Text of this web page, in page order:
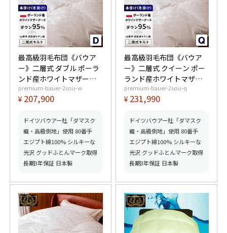
最高級羽毛布団《バウア
ー》二層式 ダブル ポーラ
ンド産ホワイトマザーグ
ースダウン95% (440dp以
上) 羽毛量1.8kg 【6つ星
得】【グッドふとんマー
ク取得】
premium-bauer-2sou-w
¥ 207,900
ドイツバウアー社「ダマスク
織・高級側地」使用 80番手
エジプト綿100% シルキーな
光沢 グッドふとんマーク取得
長期3年保証 日本製
最高級羽毛布団《バウア
ー》二層式 クイーン ポー
ランド産ホワイトマザー
グースダウン95% (440dp
以上) 羽毛量2.0kg 【6つ
得】【グッドふとんマー
ク取得】
premium-bauer-2sou-q
¥ 231,990
ドイツバウアー社「ダマスク
織・高級側地」使用 80番手
エジプト綿100% シルキーな
光沢 グッドふとんマーク取得
長期3年保証 日本製